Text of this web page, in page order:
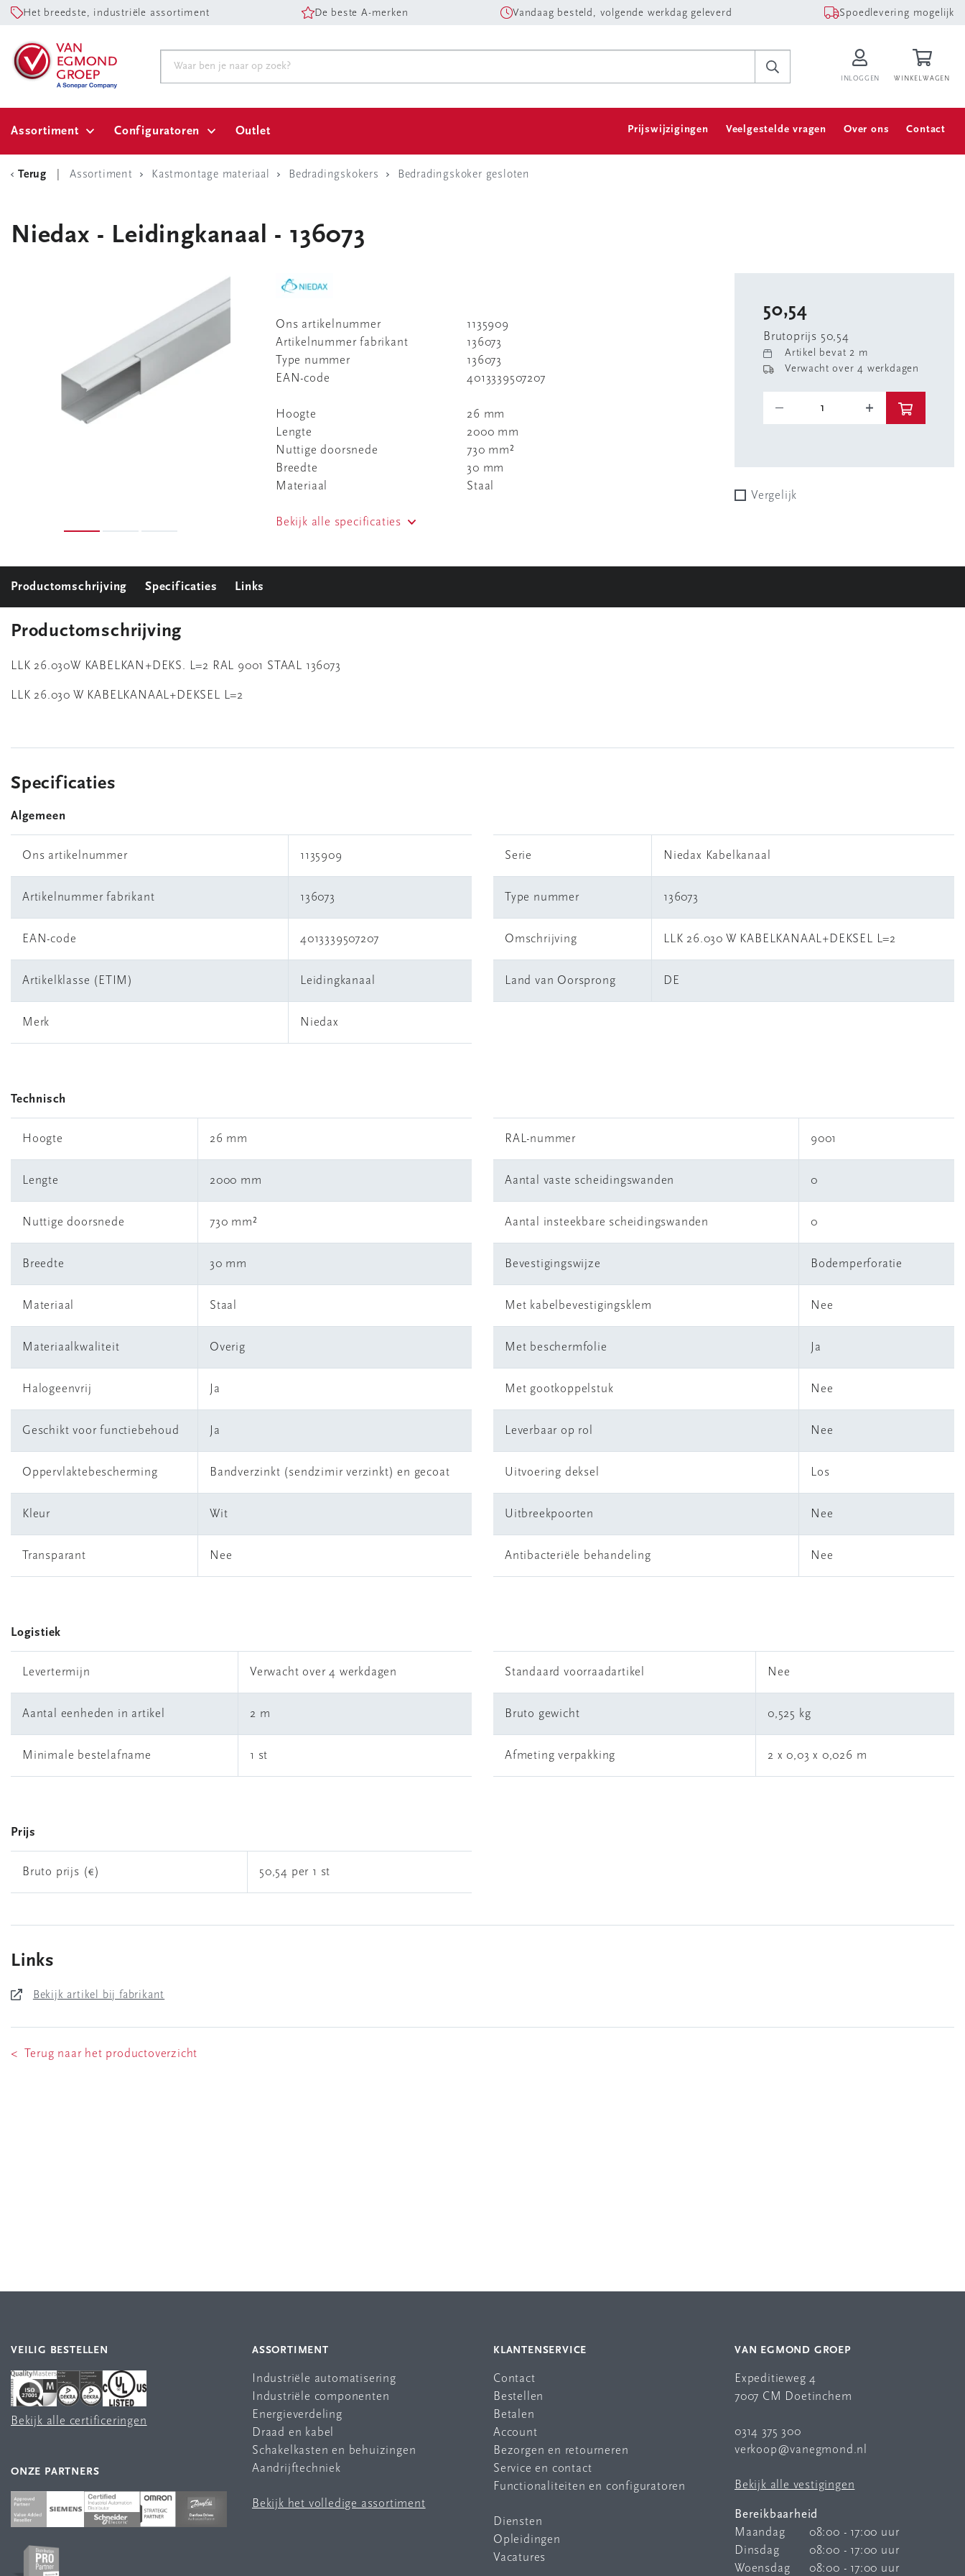
Het breedste, industriële assortiment De beste A-merken Vandaag besteld, volgende werkdag geleverd Spoedlevering mogelijk
INLOGGEN WINKELWAGEN
Assortiment Configuratoren Outlet Prijswijzigingen Veelgestelde vragen Over ons Contact
Terug Assortiment Kastmontage materiaal Bedradingskokers Bedradingskoker gesloten
Niedax - Leidingkanaal - 136073
Ons artikelnummer
1135909
Artikelnummer fabrikant
136073
Type nummer
136073
EAN-code
4013339507207
Hoogte
26 mm
Lengte
2000 mm
Nuttige doorsnede
730 mm²
Breedte
30 mm
Materiaal
Staal
Bekijk alle specificaties
50,54
Brutoprijs 50,54
Artikel bevat 2 m
Verwacht over 4 werkdagen
Vergelijk
Productomschrijving Specificaties Links
Productomschrijving
LLK 26.030W KABELKAN+DEKS. L=2 RAL 9001 STAAL 136073
LLK 26.030 W KABELKANAAL+DEKSEL L=2
Specificaties
Algemeen
Ons artikelnummer 1135909
Artikelnummer fabrikant 136073
EAN-code 4013339507207
Artikelklasse (ETIM) Leidingkanaal
Merk Niedax
Serie Niedax Kabelkanaal
Type nummer 136073
Omschrijving LLK 26.030 W KABELKANAAL+DEKSEL L=2
Land van Oorsprong DE
Technisch
Hoogte 26 mm
Lengte 2000 mm
Nuttige doorsnede 730 mm²
Breedte 30 mm
Materiaal Staal
Materiaalkwaliteit Overig
Halogeenvrij Ja
Geschikt voor functiebehoud Ja
Oppervlaktebescherming Bandverzinkt (sendzimir verzinkt) en gecoat
Kleur Wit
Transparant Nee
RAL-nummer 9001
Aantal vaste scheidingswanden 0
Aantal insteekbare scheidingswanden 0
Bevestigingswijze Bodemperforatie
Met kabelbevestigingsklem Nee
Met beschermfolie Ja
Met gootkoppelstuk Nee
Leverbaar op rol Nee
Uitvoering deksel Los
Uitbreekpoorten Nee
Antibacteriële behandeling Nee
Logistiek
Levertermijn Verwacht over 4 werkdagen
Aantal eenheden in artikel 2 m
Minimale bestelafname 1 st
Standaard voorraadartikel Nee
Bruto gewicht 0,525 kg
Afmeting verpakking 2 x 0,03 x 0,026 m
Prijs
Bruto prijs (€) 50,54 per 1 st
Links
Bekijk artikel bij fabrikant
< Terug naar het productoverzicht
VEILIG BESTELLEN
Bekijk alle certificeringen
ONZE PARTNERS
ASSORTIMENT
Industriële automatisering
Industriële componenten
Energieverdeling
Draad en kabel
Schakelkasten en behuizingen
Aandrijftechniek
Bekijk het volledige assortiment
KLANTENSERVICE
Contact
Bestellen
Betalen
Account
Bezorgen en retourneren
Service en contact
Functionaliteiten en configuratoren
Diensten
Opleidingen
Vacatures
VAN EGMOND GROEP
Expeditieweg 4
7007 CM Doetinchem
0314 375 300
verkoop@vanegmond.nl
Bekijk alle vestigingen
Bereikbaarheid
Maandag
08:00 - 17:00 uur
Dinsdag
08:00 - 17:00 uur
Woensdag
08:00 - 17:00 uur